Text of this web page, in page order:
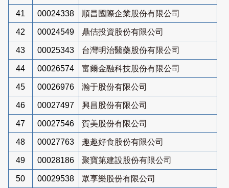
41 00024338 順昌國際企業股份有限公司
42 00024549 鼎佶投資股份有限公司
43 00025343 台灣明治醫藥股份有限公司
44 00026574 富爾金融科技股份有限公司
45 00026976 瀚于股份有限公司
46 00027497 興昌股份有限公司
47 00027546 賀美股份有限公司
48 00027763 趣趣好食股份有限公司
49 00028186 聚寶第建設股份有限公司
50 00029538
眾享樂股份有限公司